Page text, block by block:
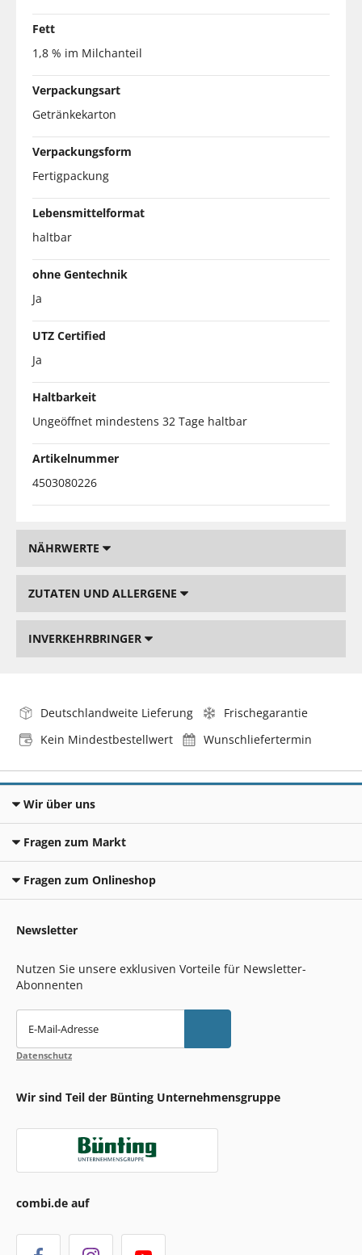
Fett
1,8 % im Milchanteil
Verpackungsart
Getränkekarton
Verpackungsform
Fertigpackung
Lebensmittelformat
haltbar
ohne Gentechnik
Ja
UTZ Certified
Ja
Haltbarkeit
Ungeöffnet mindestens 32 Tage haltbar
Artikelnummer
4503080226
NÄHRWERTE
ZUTATEN UND ALLERGENE
INVERKEHRBRINGER
Deutschlandweite Lieferung
Frischegarantie
Kein Mindestbestellwert
Wunschliefertermin
Wir über uns
Fragen zum Markt
Fragen zum Onlineshop
Newsletter
Nutzen Sie unsere exklusiven Vorteile für Newsletter-
Abonnenten
E-Mail-Adresse
Datenschutz
Wir sind Teil der Bünting Unternehmensgruppe
combi.de auf